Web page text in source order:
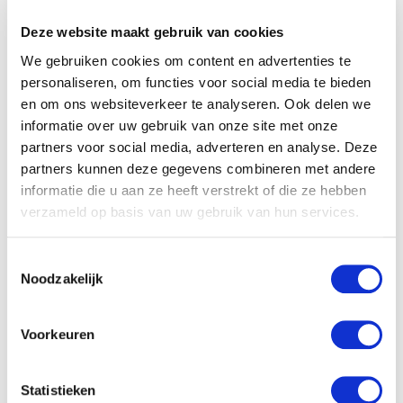
Deze website maakt gebruik van cookies
We gebruiken cookies om content en advertenties te
personaliseren, om functies voor social media te bieden
en om ons websiteverkeer te analyseren. Ook delen we
informatie over uw gebruik van onze site met onze
partners voor social media, adverteren en analyse. Deze
partners kunnen deze gegevens combineren met andere
informatie die u aan ze heeft verstrekt of die ze hebben
verzameld op basis van uw gebruik van hun services.
Noodzakelijk
Voorkeuren
Statistieken
Beleg je in aandelen dan loop je continu de kans
van jouw aandelen wijzigt.
En kies je voor een belegging in obligaties, dan
biedt dat vaak een laag rendement. Met
beleggen viaUnited Growthkun je het
evenwicht tussen rendement en risico zelfs nog
verder optimaliseren zodat je maximaal
profiteert van jouw investering.
beleggen in vastgoed
ontwikkeling. Verspreid door het hele land zijn er
innovatieve bouwprojecten en interessante panden.
middenhuurregulering gelden tot en
met 186 punten (1.123,13 euro, prijspeil 1 januari 2024).